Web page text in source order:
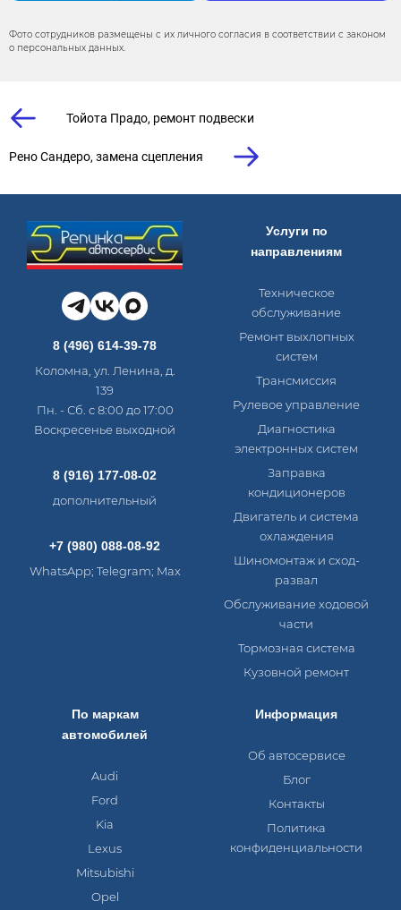
Фото сотрудников размещены с их личного согласия в соответствии с законом
о персональных данных.
Тойота Прадо, ремонт подвески
Рено Сандеро, замена сцепления
8 (496) 614-39-78
Коломна, ул. Ленина, д.
139
Пн. - Сб. с 8:00 до 17:00
Воскресенье выходной
8 (916) 177-08-02
дополнительный
+7 (980) 088-08-92
WhatsApp; Telegram; Max
Услуги по
направлениям
Техническое
обслуживание
Ремонт выхлопных
систем
Трансмиссия
Рулевое управление
Диагностика
электронных систем​
Заправка
кондиционеров
Двигатель и система
охлаждения
Шиномонтаж и сход-
развал
Обслуживание ходовой
части
Тормозная система
Кузовной ремонт
По маркам
автомобилей
Audi
Ford
Kia
Lexus
Mitsubishi
Opel
Информация
Об автосервисе
Блог
Контакты
Политика
конфиденциальности